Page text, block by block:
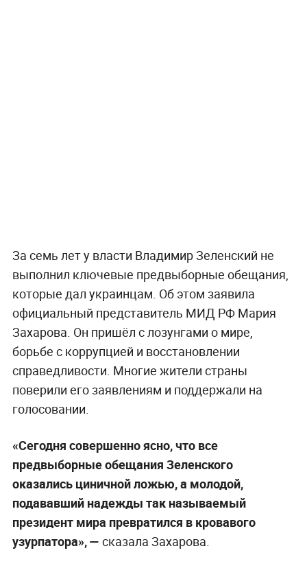
За семь лет у власти Владимир Зеленский не
выполнил ключевые предвыборные обещания,
которые дал украинцам. Об этом заявила
официальный представитель МИД РФ Мария
Захарова. Он пришёл с лозунгами о мире,
борьбе с коррупцией и восстановлении
справедливости. Многие жители страны
поверили его заявлениям и поддержали на
голосовании.
«Сегодня совершенно ясно, что все
предвыборные обещания Зеленского
оказались циничной ложью, а молодой,
подававший надежды так называемый
президент мира превратился в кровавого
узурпатора», — сказала Захарова.